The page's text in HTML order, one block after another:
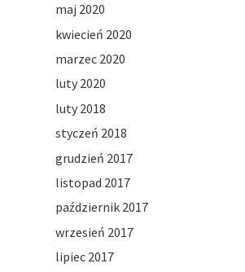
maj 2020
kwiecień 2020
marzec 2020
luty 2020
luty 2018
styczeń 2018
grudzień 2017
listopad 2017
październik 2017
wrzesień 2017
lipiec 2017